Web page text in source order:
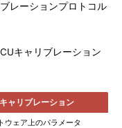
レーションプロトコル
キャリブレーション
ャリブレーション
ウェア上のパラメータ